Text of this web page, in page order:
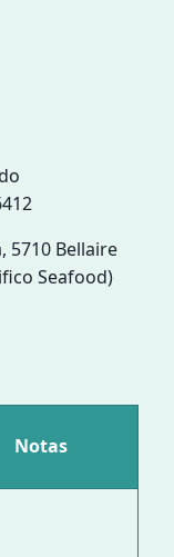
5710 Bellaire
Seafood)
Notas